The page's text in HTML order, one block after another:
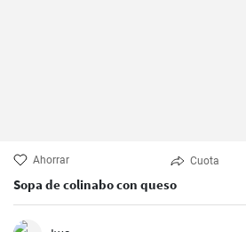
Ahorrar Cuota
Sopa de colinabo con queso